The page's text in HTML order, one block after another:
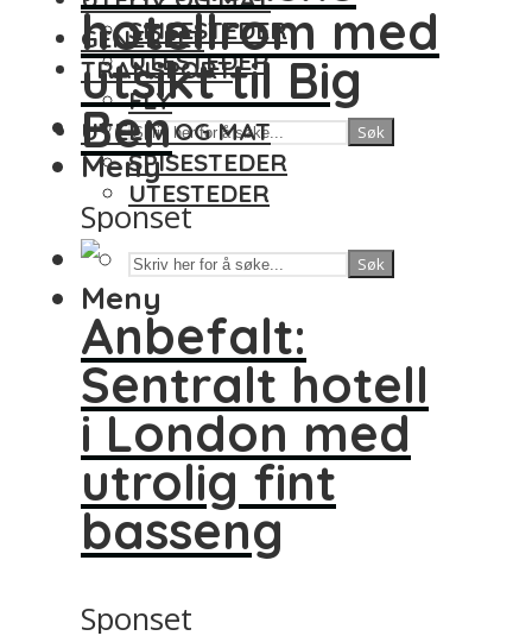
SPISESTEDER
UTESTEDER
Søk
Meny
GENERELT
TRANSPORT
FLY
UTELIV OG MAT
SPISESTEDER
UTESTEDER
Søk
Meny
hotellrom med
utsikt til Big
Ben
Sponset
Anbefalt:
Sentralt hotell
i London med
utrolig fint
basseng
Sponset